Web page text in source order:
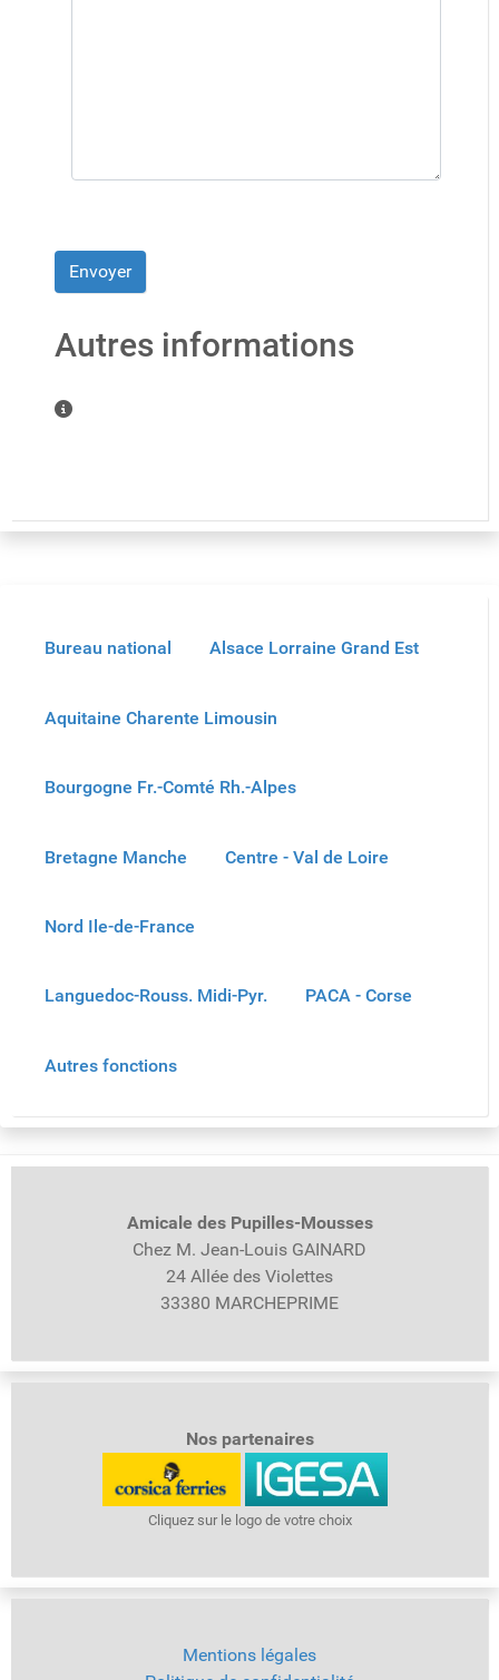
Système Captcha
Envoyer
Autres informations
Autres informations
Bureau national Alsace Lorraine Grand Est
Aquitaine Charente Limousin
Bourgogne Fr.-Comté Rh.-Alpes
Bretagne Manche Centre - Val de Loire
Nord Ile-de-France
Languedoc-Rouss. Midi-Pyr. PACA - Corse
Autres fonctions
Amicale des Pupilles-Mousses
Chez M. Jean-Louis GAINARD
24 Allée des Violettes
33380 MARCHEPRIME
Nos partenaires
Cliquez sur le logo de votre choix
Mentions légales